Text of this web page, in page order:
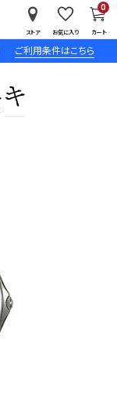
ご利用条件はこちら
ストア お気に入り カート
0